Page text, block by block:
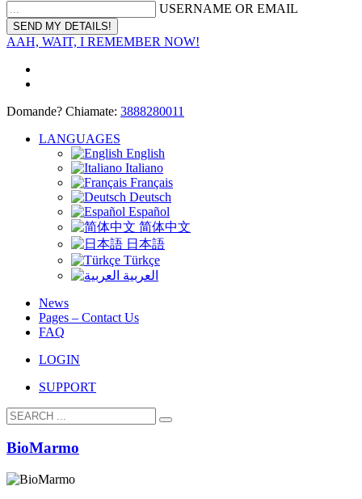
USERNAME OR EMAIL
AAH, WAIT, I REMEMBER NOW!
Domande? Chiamate: 3888280011
LANGUAGES
English
Italiano
Français
Deutsch
Español
简体中文
日本語
Türkçe
العربية
News
Pages – Contact Us
FAQ
LOGIN
SUPPORT
BioMarmo